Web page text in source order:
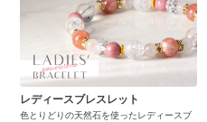
レディースブレスレット
色とりどりの天然石を使ったレディースブ